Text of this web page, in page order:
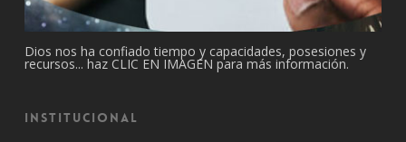
Dios nos ha confiado tiempo y capacidades, posesiones y
recursos... haz CLIC EN IMAGEN para más información.
Institucional